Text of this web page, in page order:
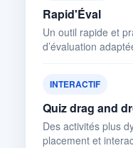
Rapid'Éval
Un outil rapide et
d’évaluation
INTERACTIF
Quiz drag and
Des activités plus
placement et